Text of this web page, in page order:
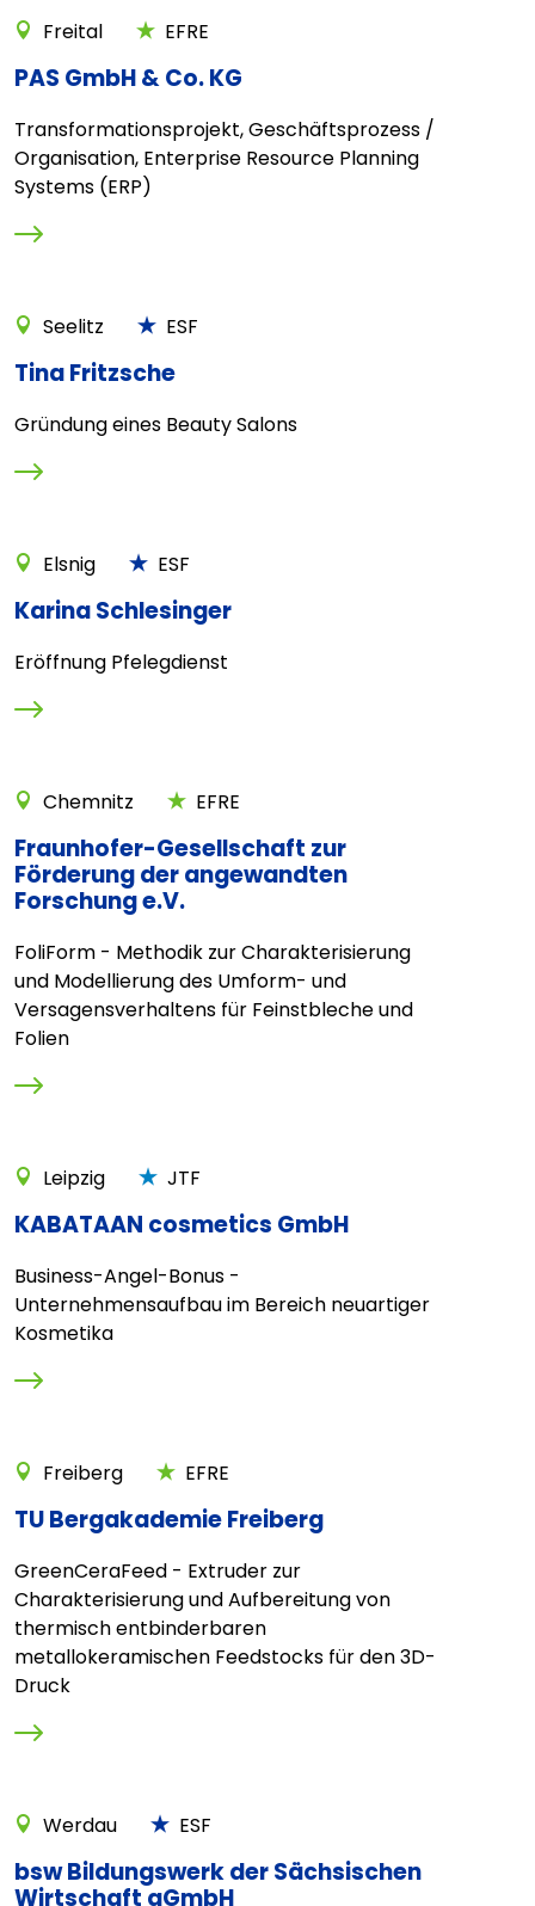
Freital EFRE
PAS GmbH & Co. KG
Transformationsprojekt, Geschäftsprozess /
Organisation, Enterprise Resource Planning
Systems (ERP)
Seelitz ESF
Tina Fritzsche
Gründung eines Beauty Salons
Elsnig ESF
Karina Schlesinger
Eröffnung Pfelegdienst
Chemnitz EFRE
Fraunhofer-Gesellschaft zur
Förderung der angewandten
Forschung e.V.
FoliForm - Methodik zur Charakterisierung
und Modellierung des Umform- und
Versagensverhaltens für Feinstbleche und
Folien
Leipzig JTF
KABATAAN cosmetics GmbH
Business-Angel-Bonus -
Unternehmensaufbau im Bereich neuartiger
Kosmetika
Freiberg EFRE
TU Bergakademie Freiberg
GreenCeraFeed - Extruder zur
Charakterisierung und Aufbereitung von
thermisch entbinderbaren
metallokeramischen Feedstocks für den 3D-
Druck
Werdau ESF
bsw Bildungswerk der Sächsischen
Wirtschaft gGmbH